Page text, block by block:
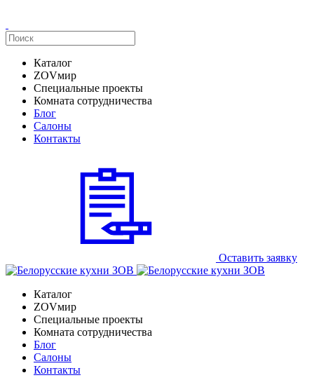
Каталог
ZOVмир
Специальные проекты
Комната сотрудничества
Блог
Салоны
Контакты
Оставить заявку
Каталог
ZOVмир
Специальные проекты
Комната сотрудничества
Блог
Салоны
Контакты